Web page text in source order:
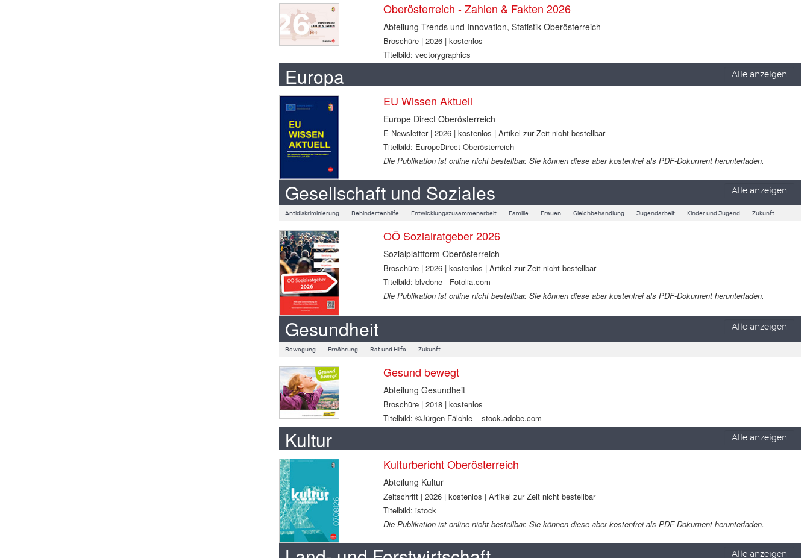
Oberösterreich - Zahlen & Fakten 2026
Abteilung Trends und Innovation, Statistik Oberösterreich
Broschüre | 2026 | kostenlos
Titelbild: vectorygraphics
Europa Alle anzeigen
EU Wissen Aktuell
Europe Direct Oberösterreich
E-Newsletter | 2026 | kostenlos | Artikel zur Zeit nicht bestellbar
Titelbild: EuropeDirect Oberösterreich
Die Publikation ist online nicht bestellbar. Sie können diese aber kostenfrei als PDF-Dokument herunterladen.
Gesellschaft und Soziales Alle anzeigen
Antidiskriminierung Behindertenhilfe Entwicklungszusammenarbeit Familie Frauen Gleichbehandlung Jugendarbeit Kinder und Jugend Zukunft
OÖ Sozialratgeber 2026
Sozialplattform Oberösterreich
Broschüre | 2026 | kostenlos | Artikel zur Zeit nicht bestellbar
Titelbild: blvdone - Fotolia.com
Die Publikation ist online nicht bestellbar. Sie können diese aber kostenfrei als PDF-Dokument herunterladen.
Gesundheit Alle anzeigen
Bewegung Ernährung Rat und Hilfe Zukunft
Gesund bewegt
Abteilung Gesundheit
Broschüre | 2018 | kostenlos
Titelbild: ©Jürgen Fälchle – stock.adobe.com
Kultur Alle anzeigen
Kulturbericht Oberösterreich
Abteilung Kultur
Zeitschrift | 2026 | kostenlos | Artikel zur Zeit nicht bestellbar
Titelbild: istock
Die Publikation ist online nicht bestellbar. Sie können diese aber kostenfrei als PDF-Dokument herunterladen.
Alle anzeigen